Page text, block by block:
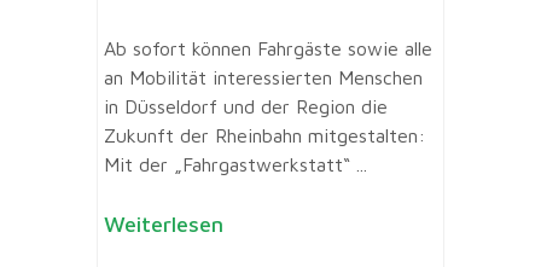
Ab sofort können Fahrgäste sowie alle
an Mobilität interessierten Menschen
in Düsseldorf und der Region die
Zukunft der Rheinbahn mitgestalten:
Mit der „Fahrgastwerkstatt“ ...
Weiterlesen